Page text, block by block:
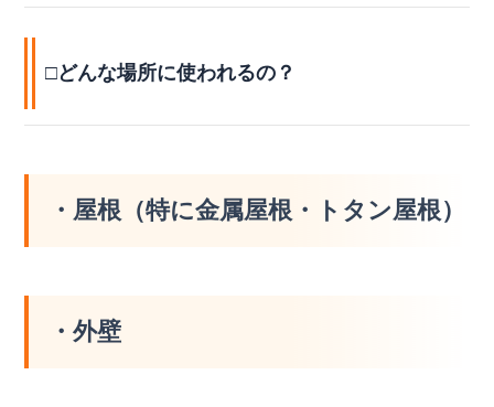
□どんな場所に使われるの？
・屋根（特に金属屋根・トタン屋根）
・外壁